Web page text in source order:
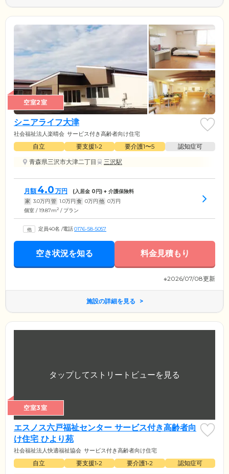
空室2室
シニアライフ大津
社会福祉法人楽晴会 サービス付き高齢者向け住宅
自立 要支援1•2 要介護1〜5
認知症可
青森県三沢市大津二丁目
三沢駅
月額 4.0 万円 (入居金 0円) + 介護保険料
家 3.0万円 管 1.0万円 食 0万円 他 0万円
個室 / 19.87m2 / プラン
定員40名 /電話0176-58-5057
空き状況を知る 料金見積もり
※2026/07/08更新
施設の詳細を見る
空室3室
エスノス六戸福祉センター サービス付き高齢者向
け住宅 ひより苑
社会福祉法人快適福祉協会 サービス付き高齢者向け住宅
自立 要支援1•2 要介護1•2
認知症可